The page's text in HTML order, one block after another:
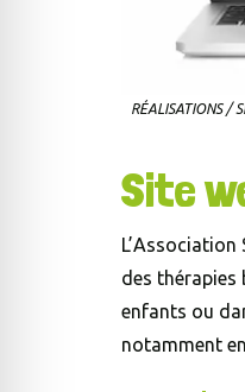
RÉALISATIONS/
Site
des thérapies
enfants ou
notamment